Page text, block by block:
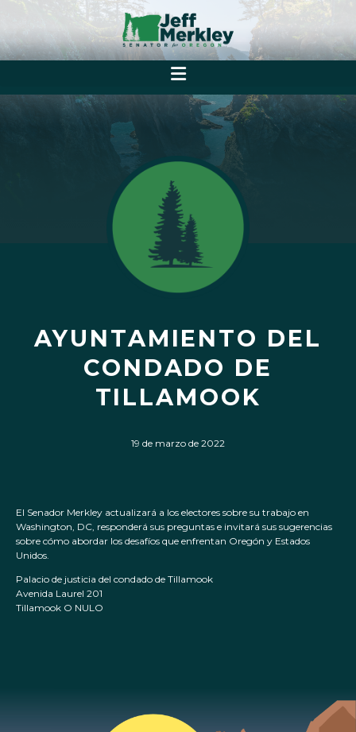
AYUNTAMIENTO DEL
CONDADO DE
TILLAMOOK
19 de marzo de 2022
El Senador Merkley actualizará a los electores sobre su trabajo en
Washington, DC, responderá sus preguntas e invitará sus sugerencias
sobre cómo abordar los desafíos que enfrentan Oregón y Estados
Unidos.
Palacio de justicia del condado de Tillamook
Avenida Laurel 201
Tillamook O NULO